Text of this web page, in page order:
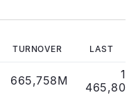
TURNOVER LAST
665,758M
1
465,80